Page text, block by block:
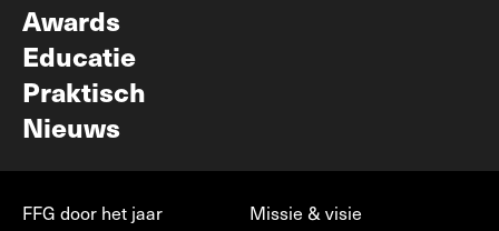
Awards
Educatie
Praktisch
Nieuws
FFG door het jaar
Missie & visie